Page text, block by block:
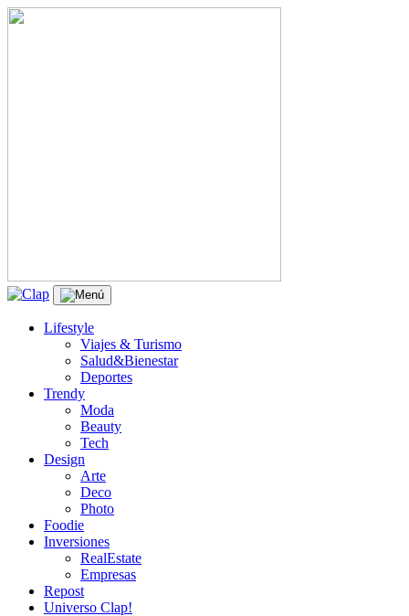
Lifestyle
Viajes & Turismo
Salud&Bienestar
Deportes
Trendy
Moda
Beauty
Tech
Design
Arte
Deco
Photo
Foodie
Inversiones
RealEstate
Empresas
Repost
Universo Clap!